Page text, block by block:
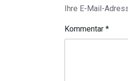
Ihre E-Mail-
Kommentar *